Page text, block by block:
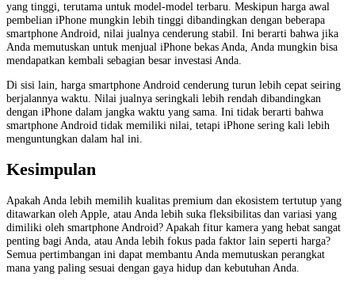
yang tinggi, terutama untuk model-model terbaru. Meskipun harga awal
pembelian iPhone mungkin lebih tinggi dibandingkan dengan beberapa
smartphone Android, nilai jualnya cenderung stabil. Ini berarti bahwa jika
Anda memutuskan untuk menjual iPhone bekas Anda, Anda mungkin bisa
mendapatkan kembali sebagian besar investasi Anda.
Di sisi lain, harga smartphone Android cenderung turun lebih cepat seiring
berjalannya waktu. Nilai jualnya seringkali lebih rendah dibandingkan
dengan iPhone dalam jangka waktu yang sama. Ini tidak berarti bahwa
smartphone Android tidak memiliki nilai, tetapi iPhone sering kali lebih
menguntungkan dalam hal ini.
Kesimpulan
Apakah Anda lebih memilih kualitas premium dan ekosistem tertutup yang
ditawarkan oleh Apple, atau Anda lebih suka fleksibilitas dan variasi yang
dimiliki oleh smartphone Android? Apakah fitur kamera yang hebat sangat
penting bagi Anda, atau Anda lebih fokus pada faktor lain seperti harga?
Semua pertimbangan ini dapat membantu Anda memutuskan perangkat
mana yang paling sesuai dengan gaya hidup dan kebutuhan Anda.